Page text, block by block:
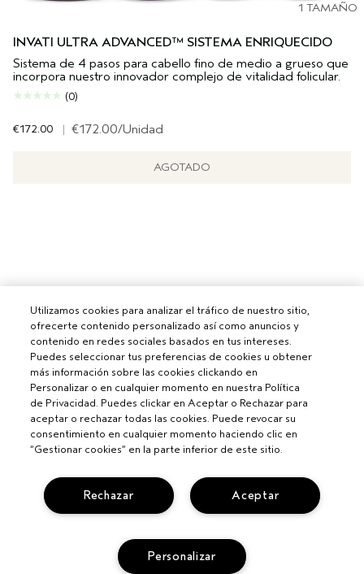
1 TAMAÑO
INVATI ULTRA ADVANCED™ SISTEMA ENRIQUECIDO
Sistema de 4 pasos para cabello fino de medio a grueso que
incorpora nuestro innovador complejo de vitalidad folicular.
(0)
€172.00 | €172.00/Unidad
AGOTADO
Utilizamos cookies para analizar el tráfico de nuestro sitio,
ofrecerte contenido personalizado así como anuncios y
contenido en redes sociales basados en tus intereses.
Puedes seleccionar tus preferencias de cookies u obtener
más información sobre las cookies clickando en
Personalizar o en cualquier momento en nuestra Política
de Privacidad. Puedes clickar en Aceptar o Rechazar para
aceptar o rechazar todas las cookies. Puede revocar su
consentimiento en cualquier momento haciendo clic en
“Gestionar cookies” en la parte inferior de este sitio.
Aceptar
Rechazar
Personalizar